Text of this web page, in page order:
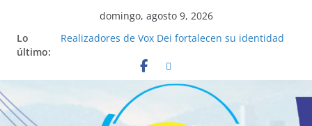
domingo, agosto 9, 2026
Lo
último:
Realizadores de Vox Dei fortalecen su identidad
La ciencia desvela los 5 secretos que tiene
fácilmente un católico para convertirse en
“Superancianos”
Pop Up Market atrae a cientos de visitantes y